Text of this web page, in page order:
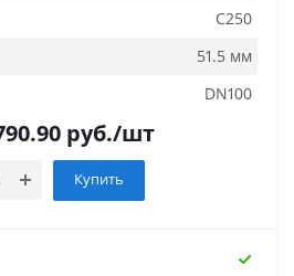
C250
51.5 мм
DN100
руб./шт
Купить